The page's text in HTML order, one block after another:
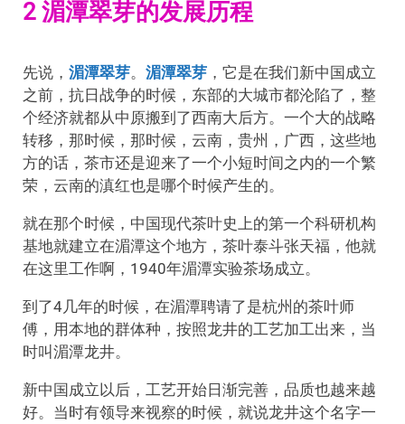
2 湄潭翠芽的发展历程
先说， 湄潭翠芽。 湄潭翠芽 ，它是在我们新中国成立
之前，抗日战争的时候，东部的大城市都沦陷了，整
个经济就都从中原搬到了西南大后方。一个大的战略
转移，那时候，那时候，云南，贵州，广西，这些地
方的话，茶市还是迎来了一个小短时间之内的一个繁
荣，云南的滇红也是哪个时候产生的。
就在那个时候，中国现代茶叶史上的第一个科研机构
基地就建立在湄潭这个地方，茶叶泰斗张天福，他就
在这里工作啊，1940年湄潭实验茶场成立。
到了4几年的时候，在湄潭聘请了是杭州的茶叶师
傅，用本地的群体种，按照龙井的工艺加工出来，当
时叫湄潭龙井。
新中国成立以后，工艺开始日渐完善，品质也越来越
好。当时有领导来视察的时候，就说龙井这个名字一